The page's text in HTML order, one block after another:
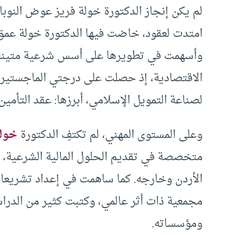
لم يكن إنجاز الدكتورة خولة فريز عوض
امتدت لعقود، خاضت فيها الدكتورة خولة
وأسهمت في تطويرها على أسس شرعية
الاقتصادية، إذ حصلت على درجتي
لصناعة التمويل الإسلامي، أبرزها: عقد
وعلى المستوى المهني، لم تكتفِ الدكتورة
متخصصة في تقديم الحلول المالية
الأردن وخارجه. كما ساهمت في إعداد
مجمعية ذات أثر عالمي، وكتبت كثير من
ومؤسساته.